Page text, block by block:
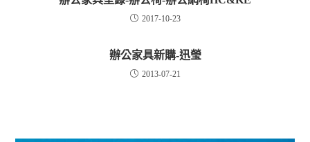
2017-10-23
辦公家具新購-迅瑩
2013-07-21